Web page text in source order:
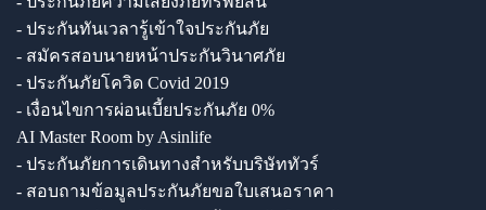
- ประกันทันเวลารู้เข้าใจประกันภัย
- สมัครสอบนายหน้าประกันวินาศภัย
- ประกันภัยโควิด Covid 2019
- เงื่อนไขการผ่อนเบี้ยประกันภัย 0%
AI Master Room by Asinlife
- ประกันภัยการเดินทางสำหรับบริษัททัวร์
- สอบถามข้อมูลประกันภัยขอใบเสนอราคา